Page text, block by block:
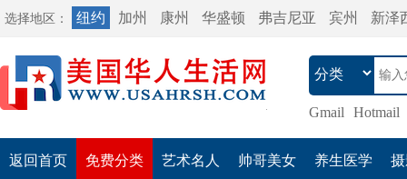
选择地区： 纽约 加州 康州 华盛顿 弗吉尼亚 宾州 新泽
Gmail Hotmail
返回首页 免费分类 艺术名人 帅哥美女 养生医学